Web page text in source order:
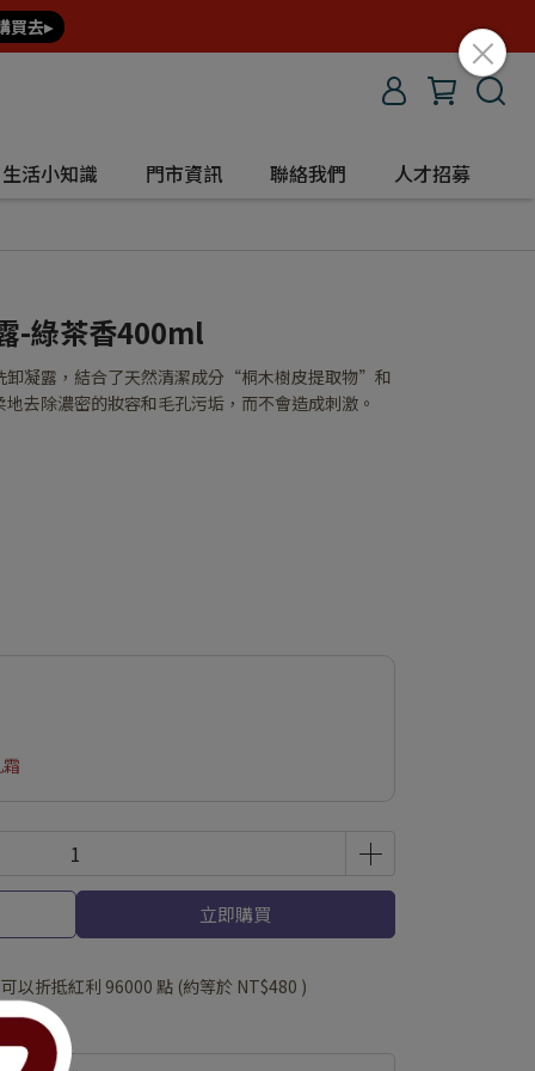
買去▸
生活小知識 門市資訊 聯絡我們 人才招募
-綠茶香400ml
卸凝露，結合了天然清潔成分“桐木樹皮提取物”和
去除濃密的妝容和毛孔污垢，而不會造成刺激。
立即購買
以折抵紅利 96000 點 (約等於 NT$480 )